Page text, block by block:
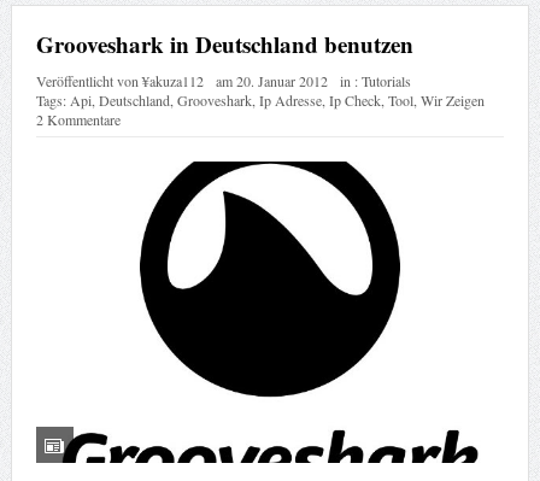
Grooveshark in Deutschland benutzen
Veröffentlicht von¥akuza112 am20. Januar 2012 in :Tutorials
Tags:Api,Deutschland,Grooveshark,Ip Adresse,Ip Check,Tool,Wir Zeigen
2 Kommentare